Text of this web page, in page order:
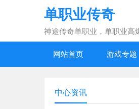
单职业传奇
神途传奇单职业，单职业高
网站首页 游戏专题
中心资讯